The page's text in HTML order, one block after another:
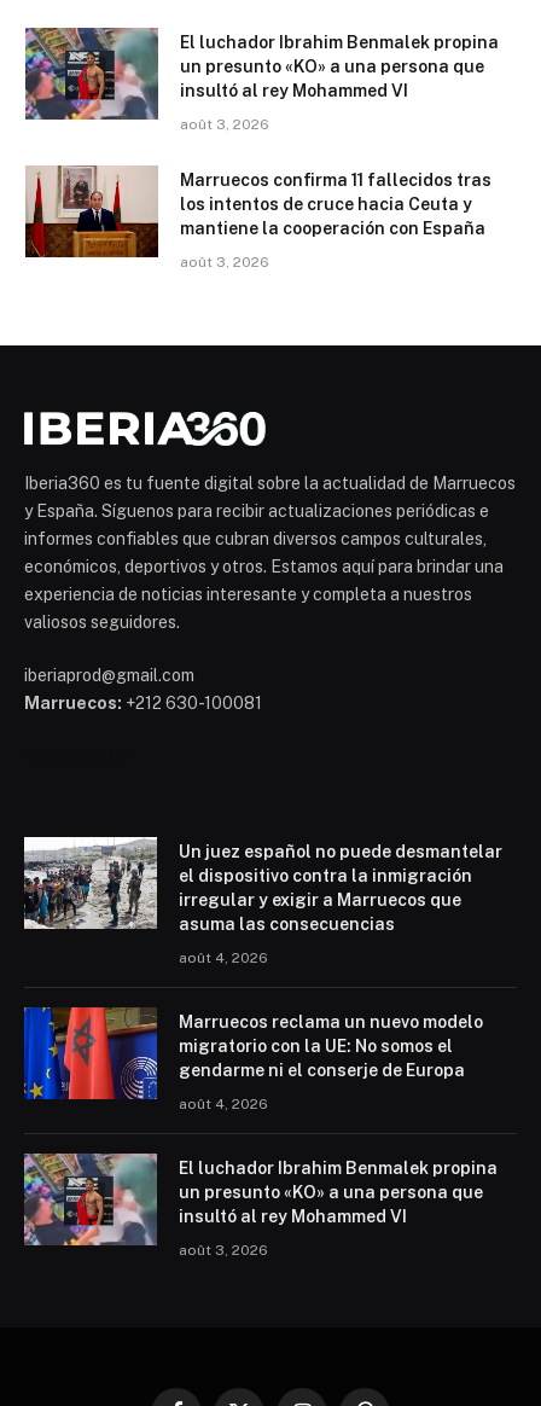
El luchador Ibrahim Benmalek propina
un presunto «KO» a una persona que
insultó al rey Mohammed VI
août 3, 2026
Marruecos confirma 11 fallecidos tras
los intentos de cruce hacia Ceuta y
mantiene la cooperación con España
août 3, 2026
Iberia360 es tu fuente digital sobre la actualidad de Marruecos
y España. Síguenos para recibir actualizaciones periódicas e
informes confiables que cubran diversos campos culturales,
económicos, deportivos y otros. Estamos aquí para brindar una
experiencia de noticias interesante y completa a nuestros
valiosos seguidores.
iberiaprod@gmail.com
Marruecos: +212 630-100081
Un juez español no puede desmantelar
el dispositivo contra la inmigración
irregular y exigir a Marruecos que
asuma las consecuencias
août 4, 2026
Marruecos reclama un nuevo modelo
migratorio con la UE: No somos el
gendarme ni el conserje de Europa
août 4, 2026
El luchador Ibrahim Benmalek propina
un presunto «KO» a una persona que
insultó al rey Mohammed VI
août 3, 2026